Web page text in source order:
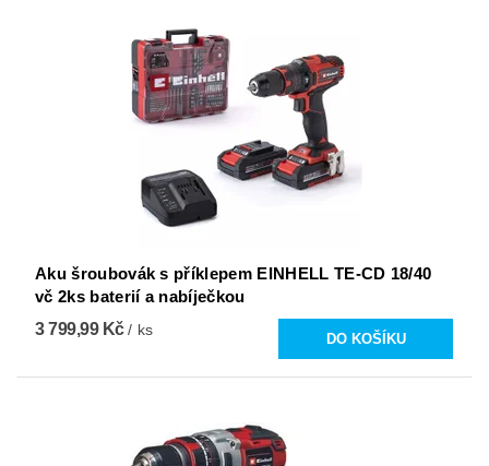
Aku šroubovák s příklepem EINHELL TE-CD 18/40
vč 2ks baterií a nabíječkou
3 799,99 Kč/ ks